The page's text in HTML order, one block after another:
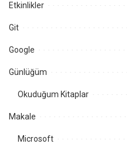
Etkinlikler
Git
Google
Günlüğüm
Okuduğum Kitaplar
Makale
Microsoft